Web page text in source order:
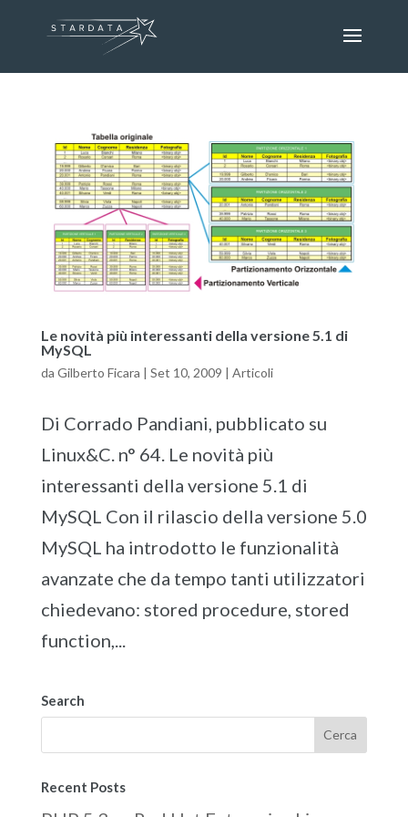
Le novità più interessanti della versione 5.1 di
MySQL
da Gilberto Ficara | Set 10, 2009 | Articoli
Di Corrado Pandiani, pubblicato su
Linux&C. n° 64. Le novità più
interessanti della versione 5.1 di
MySQL Con il rilascio della versione 5.0
MySQL ha introdotto le funzionalità
avanzate che da tempo tanti utilizzatori
chiedevano: stored procedure, stored
function,...
Search
Recent Posts